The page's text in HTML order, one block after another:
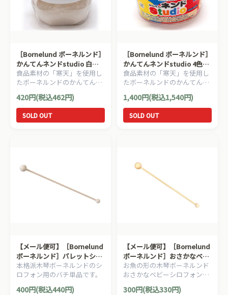
［Bornelund ボーネルンド］
かんてんネンドstudio 白
（寒天粘土）
食品素材の「寒天」を使用し
たボーネルンドのかんてんネ
ンド（寒天粘土）。はじめて
のねんど遊びにもオススメで
す。
420円(税込462円)
SOLD OUT
［Bornelund ボーネルンド］
かんてんネンドstudio 4色セ
ット白/赤/黄/青 （寒天粘土）
食品素材の「寒天」を使用し
たボーネルンドのかんてんネ
ンド（寒天粘土）4色セッ
ト。はじめてのねんど遊びに
もオススメです。
1,400円(税込1,540円)
SOLD OUT
【メール便可】［Bornelund
ボーネルンド］パレットシロ
フォン用バチ（1本）
本格派木琴ボーネルンドのシ
ロフォン用のバチ単品です。
400円(税込440円)
【メール便可】［Bornelund
ボーネルンド］おさかなベビ
ーシロフォン用バチ(1本)
お魚の形の木琴ボーネルンド
おさかなベビーシロフォン用
のマレットです。
300円(税込330円)